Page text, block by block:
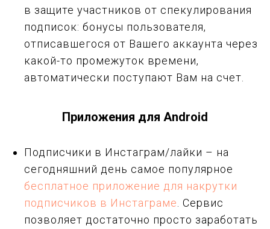
в защите участников от спекулирования
подписок: бонусы пользователя,
отписавшегося от Вашего аккаунта через
какой-то промежуток времени,
автоматически поступают Вам на счет.
Приложения для Android
Подписчики в Инстаграм/лайки – на
сегодняшний день самое популярное
бесплатное приложение для накрутки
подписчиков в Инстаграме . Сервис
позволяет достаточно просто заработать